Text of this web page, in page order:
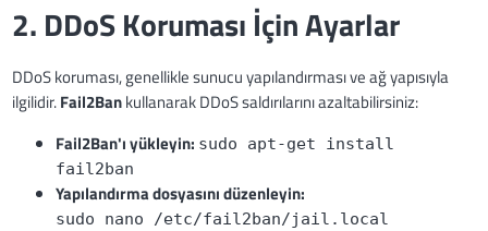
2. DDoS Koruması İçin Ayarlar
DDoS koruması, genellikle sunucu yapılandırması ve ağ yapısıyla
ilgilidir.Fail2Bankullanarak DDoS saldırılarını azaltabilirsiniz:
Fail2Ban'ı yükleyin: sudo apt-get install
fail2ban
Yapılandırma dosyasını düzenleyin:
sudo nano /etc/fail2ban/jail.local